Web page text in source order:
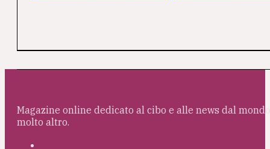
Magazine online dedicato al cibo e alle news dal
molto altro.